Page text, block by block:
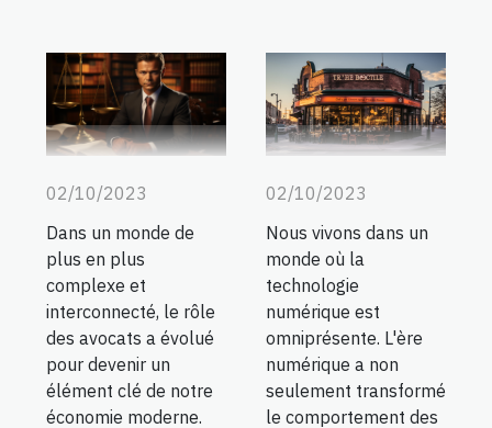
02/10/2023
Dans un monde de
plus en plus
complexe et
interconnecté, le rôle
des avocats a évolué
pour devenir un
élément clé de notre
économie moderne.
02/10/2023
Nous vivons dans un
monde où la
technologie
numérique est
omniprésente. L'ère
numérique a non
seulement transformé
le comportement des